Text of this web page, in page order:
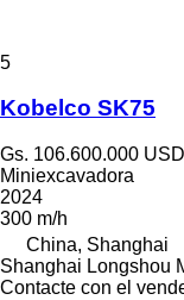
5
Kobelco SK75
Gs. 106.600.000
Miniexcavadora
2024
300 m/h
China, Shanghai
Shanghai Longshou
Contacte con el